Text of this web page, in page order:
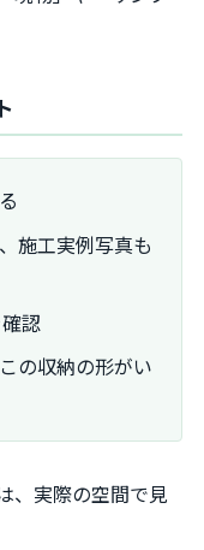
施工実例写真も
認
の収納の形がい
、実際の空間で見